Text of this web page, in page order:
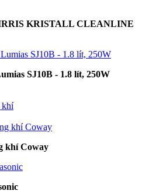
KRISTALL CLEANLINE
SJ10B - 1.8 lít, 250W
khí
khí Coway